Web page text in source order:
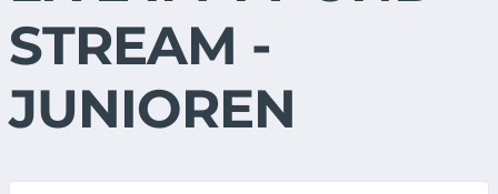
STREAM -
JUNIOREN